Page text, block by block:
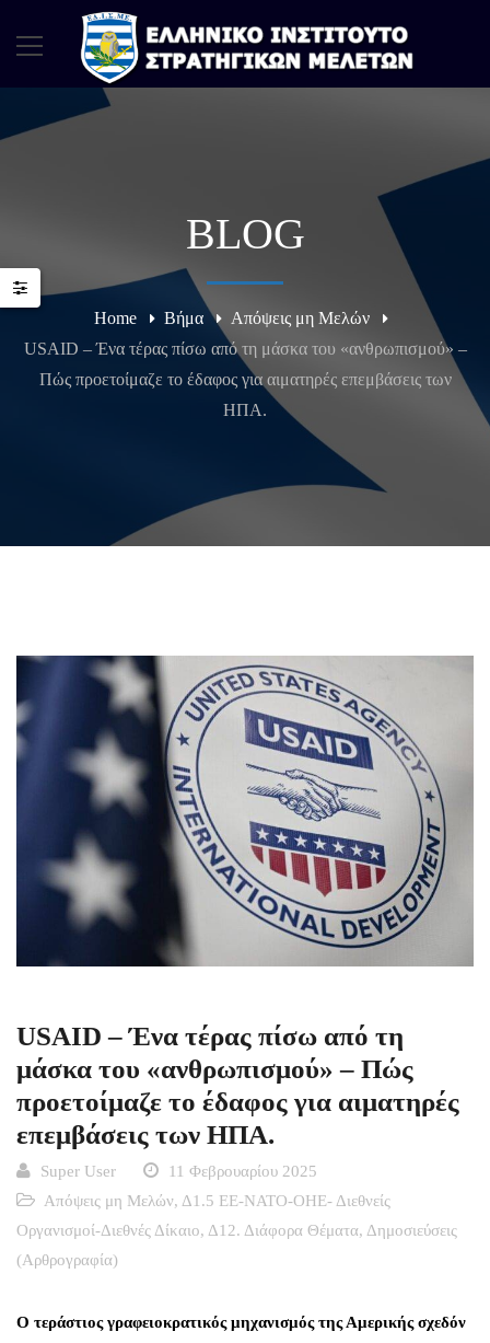
BLOG
Home Βήμα
Απόψεις μη Μελών
USAID – Ένα τέρας πίσω από τη μάσκα του «ανθρωπισμού» –
Πώς προετοίμαζε το έδαφος για αιματηρές επεμβάσεις των
ΗΠΑ.
USAID – Ένα τέρας πίσω από τη
μάσκα του «ανθρωπισμού» – Πώς
προετοίμαζε το έδαφος για αιματηρές
επεμβάσεις των ΗΠΑ.
Super User
11 Φεβρουαρίου 2025
Απόψεις μη Μελών, Δ1.5 ΕΕ-ΝΑΤΟ-ΟΗΕ- Διεθνείς
Οργανισμοί-Διεθνές Δίκαιο, Δ12. Διάφορα Θέματα, Δημοσιεύσεις
(Αρθρογραφία)
Ο τεράστιος γραφειοκρατικός μηχανισμός της Αμερικής σχεδόν